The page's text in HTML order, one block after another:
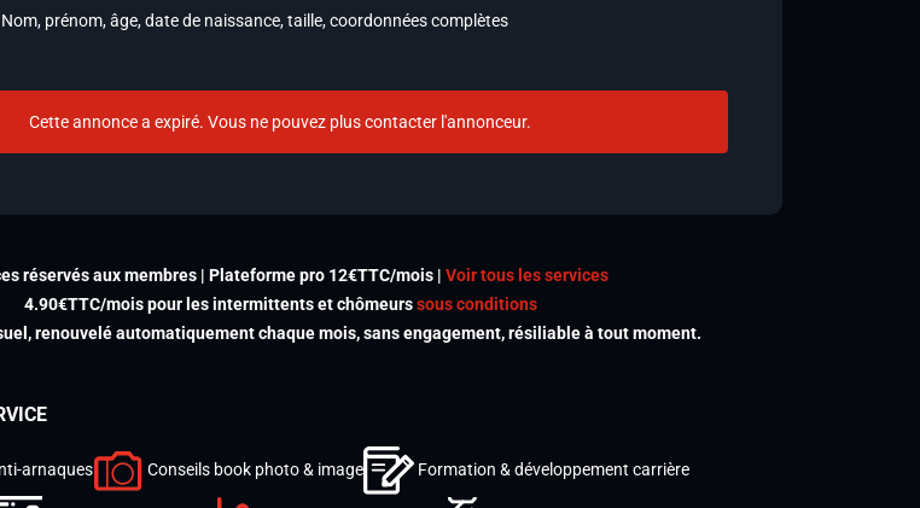
prénom, âge, date de naissance, taille, coordonnées complètes
Cette annonce a expiré. Vous ne pouvez plus contacter l'annonceur.
réservés aux membres | Plateforme pro 12€TTC/mois | Voir tous les services
4.90€TTC/mois pour les intermittents et chômeurssous conditions
renouvelé automatiquement chaque mois, sans engagement, résiliable à tout moment.
arnaques Conseils book photo & image Formation & développement carrière